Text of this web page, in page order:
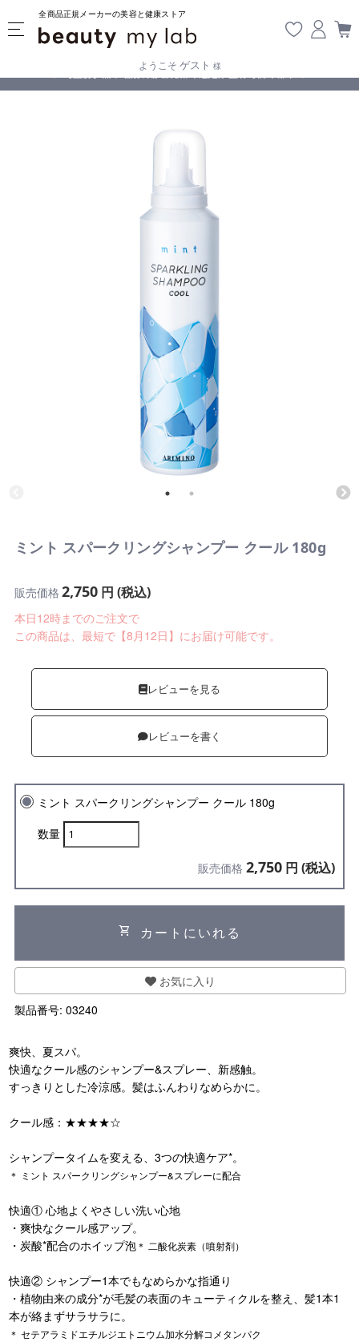
全商品正規メーカーの美容と健康ストア
ようこそ ゲスト 様
【重要】熊本地震の影響により遅延が生じております
ミント スパークリングシャンプー クール 180g
販売価格 2,750円 (税込)
本日12時までのご注文で
この商品は、最短で【8月12日】にお届け可能です。
レビューを見る
レビューを書く
ミント スパークリングシャンプー クール 180g
数量
販売価格 2,750 円 (税込)
shopping_cart カートにいれる
お気に入り
製品番号: 03240
爽快、夏スパ。
快適なクール感のシャンプー&スプレー、新感触。
すっきりとした冷涼感。髪はふんわりなめらかに。
クール感：★★★★☆
シャンプータイムを変える、3つの快適ケア*。
＊ ミント スパークリングシャンプー&スプレーに配合
快適① 心地よくやさしい洗い心地
・爽快なクール感アップ。
・炭酸*配合のホイップ泡＊ 二酸化炭素（噴射剤）
快適② シャンプー1本でもなめらかな指通り
・植物由来の成分*が毛髪の表面のキューティクルを整え、髪1本1
本が絡まずサラサラに。
＊ セテアラミドエチルジエトニウム加水分解コメタンパク